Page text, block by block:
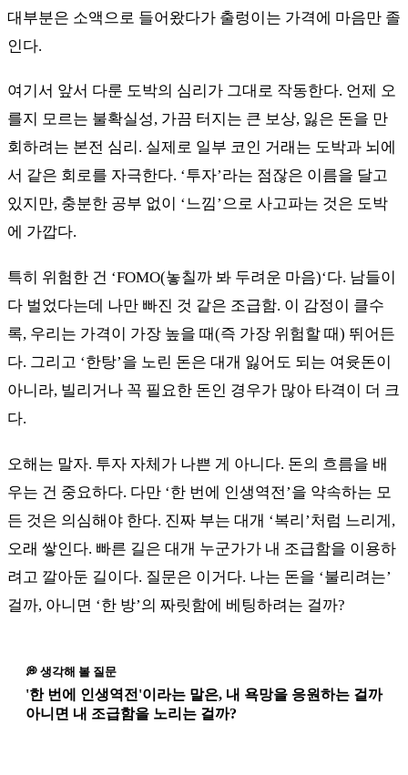
대부분은 소액으로 들어왔다가 출렁이는 가격에 마음만 졸
인다.
여기서 앞서 다룬 도박의 심리가 그대로 작동한다. 언제 오
를지 모르는 불확실성, 가끔 터지는 큰 보상, 잃은 돈을 만
회하려는 본전 심리. 실제로 일부 코인 거래는 도박과 뇌에
서 같은 회로를 자극한다. ‘투자’라는 점잖은 이름을 달고
있지만, 충분한 공부 없이 ‘느낌’으로 사고파는 것은 도박
에 가깝다.
특히 위험한 건 ‘FOMO(놓칠까 봐 두려운 마음)‘다. 남들이
다 벌었다는데 나만 빠진 것 같은 조급함. 이 감정이 클수
록, 우리는 가격이 가장 높을 때(즉 가장 위험할 때) 뛰어든
다. 그리고 ‘한탕’을 노린 돈은 대개 잃어도 되는 여윳돈이
아니라, 빌리거나 꼭 필요한 돈인 경우가 많아 타격이 더 크
다.
오해는 말자. 투자 자체가 나쁜 게 아니다. 돈의 흐름을 배
우는 건 중요하다. 다만 ‘한 번에 인생역전’을 약속하는 모
든 것은 의심해야 한다. 진짜 부는 대개 ‘복리’처럼 느리게,
오래 쌓인다. 빠른 길은 대개 누군가가 내 조급함을 이용하
려고 깔아둔 길이다. 질문은 이거다. 나는 돈을 ‘불리려는’
걸까, 아니면 ‘한 방’의 짜릿함에 베팅하려는 걸까?
💭 생각해 볼 질문
'한 번에 인생역전'이라는 말은, 내 욕망을 응원하는 걸까
아니면 내 조급함을 노리는 걸까?